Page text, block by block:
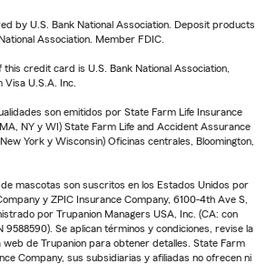
by U.S. Bank National Association. Deposit products
Association. Member FDIC.
credit card is U.S. Bank National Association,
U.S.A. Inc.
son emitidos por State Farm Life Insurance
NY y WI) State Farm Life and Accident Assurance
York y Wisconsin) Oficinas centrales, Bloomington,
mascotas son suscritos en los Estados Unidos por
y ZPIC Insurance Company, 6100-4th Ave S,
por Trupanion Managers USA, Inc. (CA: con
9588590). Se aplican términos y condiciones, revise la
web de Trupanion para obtener detalles. State Farm
Company, sus subsidiarias y afiliadas no ofrecen ni